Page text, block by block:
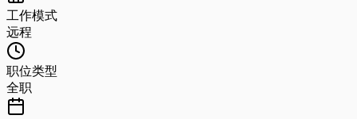
工作模式
远程
职位类型
全职